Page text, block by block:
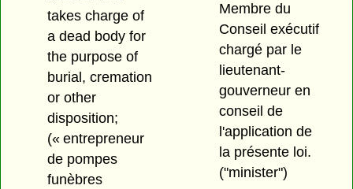
takes charge of
a dead body for
the purpose of
burial, cremation
or other
disposition;
(« entrepreneur
de pompes
funèbres
Membre du
Conseil exécutif
chargé par le
lieutenant-
gouverneur en
conseil de
l'application de
la présente loi.
("minister")